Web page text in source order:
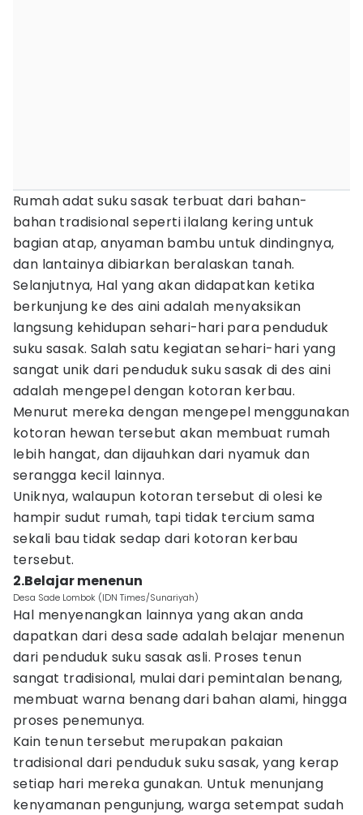
Rumah adat suku sasak terbuat dari bahan-
bahan tradisional seperti ilalang kering untuk
bagian atap, anyaman bambu untuk dindingnya,
dan lantainya dibiarkan beralaskan tanah.
Selanjutnya, Hal yang akan didapatkan ketika
berkunjung ke des aini adalah menyaksikan
langsung kehidupan sehari-hari para penduduk
suku sasak. Salah satu kegiatan sehari-hari yang
sangat unik dari penduduk suku sasak di des aini
adalah mengepel dengan kotoran kerbau.
Menurut mereka dengan mengepel menggunakan
kotoran hewan tersebut akan membuat rumah
lebih hangat, dan dijauhkan dari nyamuk dan
serangga kecil lainnya.
Uniknya, walaupun kotoran tersebut di olesi ke
hampir sudut rumah, tapi tidak tercium sama
sekali bau tidak sedap dari kotoran kerbau
tersebut.
2.Belajar menenun
Desa Sade Lombok (IDN Times/Sunariyah)
Hal menyenangkan lainnya yang akan anda
dapatkan dari desa sade adalah belajar menenun
dari penduduk suku sasak asli. Proses tenun
sangat tradisional, mulai dari pemintalan benang,
membuat warna benang dari bahan alami, hingga
proses penemunya.
Kain tenun tersebut merupakan pakaian
tradisional dari penduduk suku sasak, yang kerap
setiap hari mereka gunakan. Untuk menunjang
kenyamanan pengunjung, warga setempat sudah